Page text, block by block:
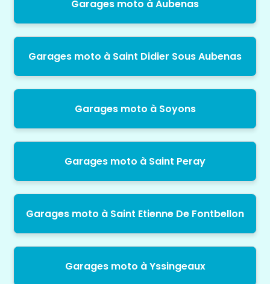
Garages moto à Aubenas
Garages moto à Saint Didier Sous Aubenas
Garages moto à Soyons
Garages moto à Saint Peray
Garages moto à Saint Etienne De Fontbellon
Garages moto à Yssingeaux